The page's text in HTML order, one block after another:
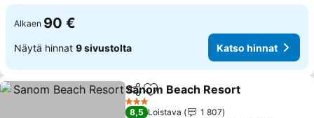
Alkaen 90 €
Näytä hinnat 9 sivustolta Katso hinnat
Jaa Lisää suosikkeihin
Sanom Beach Resort
3 Tähtiluokitus
8,5 Loistava
1 807